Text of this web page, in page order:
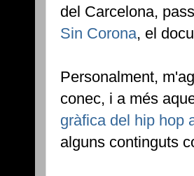
del Carcelona,
Sin Corona, el
Personalment,
conec, i a més
gràfica del hip hop
alguns continguts